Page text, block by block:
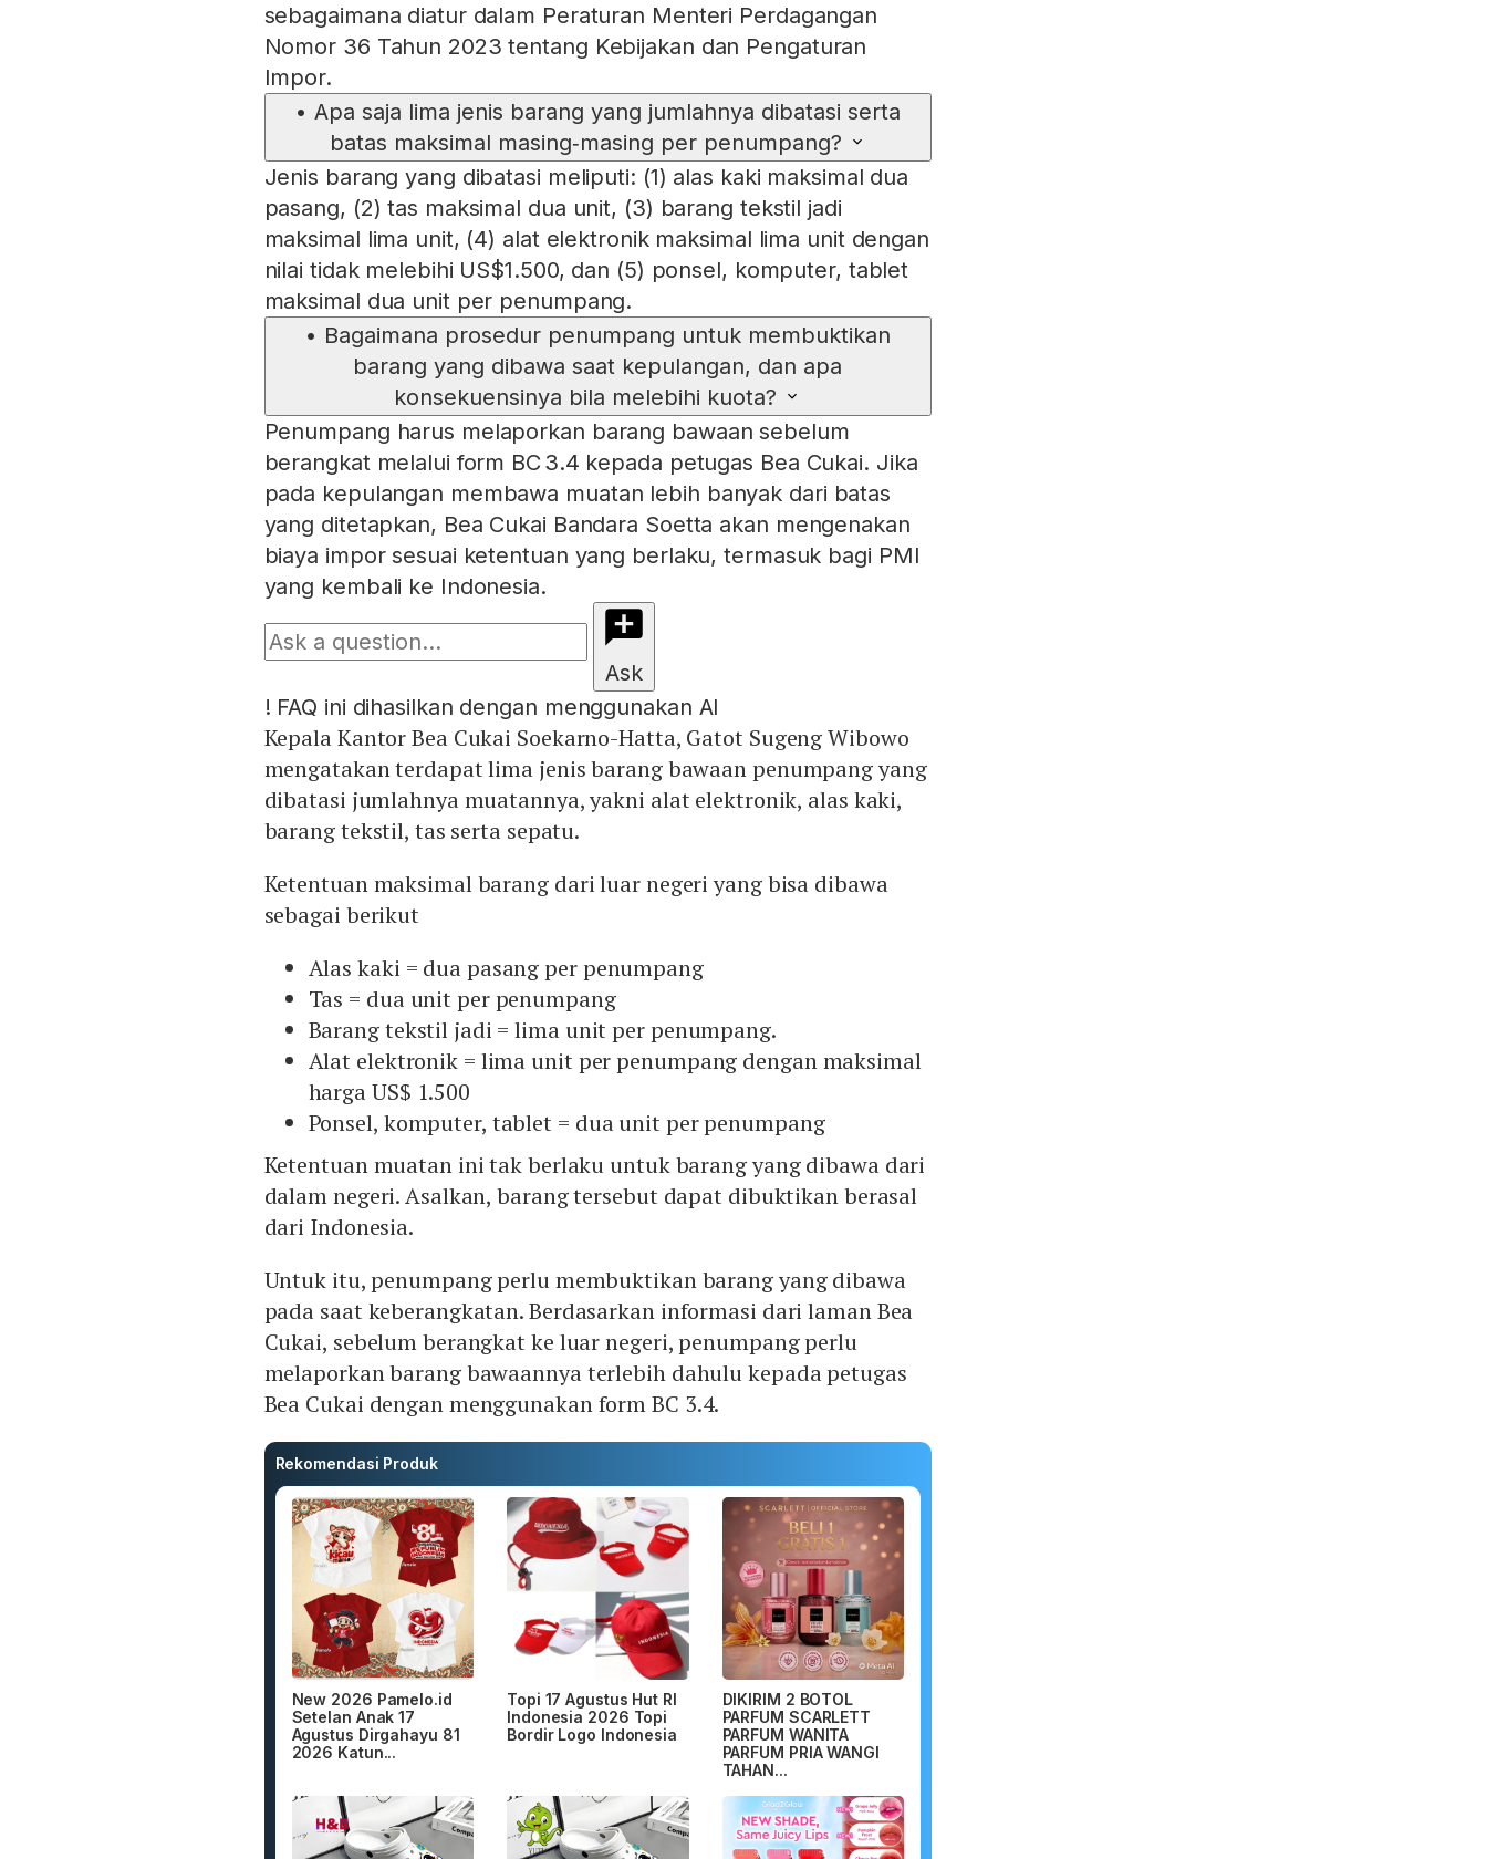
sebagaimana diatur dalam Peraturan Menteri Perdagangan
Nomor 36 Tahun 2023 tentang Kebijakan dan Pengaturan
Impor.
• Apa saja lima jenis barang yang jumlahnya dibatasi serta
batas maksimal masing‑masing per penumpang?
Jenis barang yang dibatasi meliputi: (1) alas kaki maksimal dua
pasang, (2) tas maksimal dua unit, (3) barang tekstil jadi
maksimal lima unit, (4) alat elektronik maksimal lima unit dengan
nilai tidak melebihi US$1.500, dan (5) ponsel, komputer, tablet
maksimal dua unit per penumpang.
• Bagaimana prosedur penumpang untuk membuktikan
barang yang dibawa saat kepulangan, dan apa
konsekuensinya bila melebihi kuota?
Penumpang harus melaporkan barang bawaan sebelum
berangkat melalui form BC 3.4 kepada petugas Bea Cukai. Jika
pada kepulangan membawa muatan lebih banyak dari batas
yang ditetapkan, Bea Cukai Bandara Soetta akan mengenakan
biaya impor sesuai ketentuan yang berlaku, termasuk bagi PMI
yang kembali ke Indonesia.
Ask
! FAQ ini dihasilkan dengan menggunakan AI
Kepala Kantor Bea Cukai Soekarno-Hatta, Gatot Sugeng Wibowo
mengatakan terdapat lima jenis barang bawaan penumpang yang
dibatasi jumlahnya muatannya, yakni alat elektronik, alas kaki,
barang tekstil, tas serta sepatu.
Ketentuan maksimal barang dari luar negeri yang bisa dibawa
sebagai berikut
Alas kaki = dua pasang per penumpang
Tas = dua unit per penumpang
Barang tekstil jadi = lima unit per penumpang.
Alat elektronik = lima unit per penumpang dengan maksimal
harga US$ 1.500
Ponsel, komputer, tablet = dua unit per penumpang
Ketentuan muatan ini tak berlaku untuk barang yang dibawa dari
dalam negeri. Asalkan, barang tersebut dapat dibuktikan berasal
dari Indonesia.
Untuk itu, penumpang perlu membuktikan barang yang dibawa
pada saat keberangkatan. Berdasarkan informasi dari laman Bea
Cukai, sebelum berangkat ke luar negeri, penumpang perlu
melaporkan barang bawaannya terlebih dahulu kepada petugas
Bea Cukai dengan menggunakan form BC 3.4.
Rekomendasi Produk
New 2026 Pamelo.id
Setelan Anak 17
Agustus Dirgahayu 81
2026 Katun...
Topi 17 Agustus Hut RI
Indonesia 2026 Topi
Bordir Logo Indonesia
DIKIRIM 2 BOTOL
PARFUM SCARLETT
PARFUM WANITA
PARFUM PRIA WANGI
TAHAN...